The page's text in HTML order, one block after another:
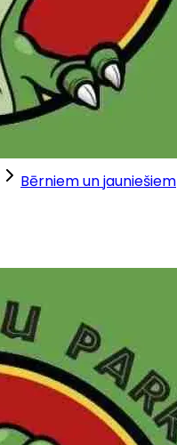
Bērniem un jauniešiem